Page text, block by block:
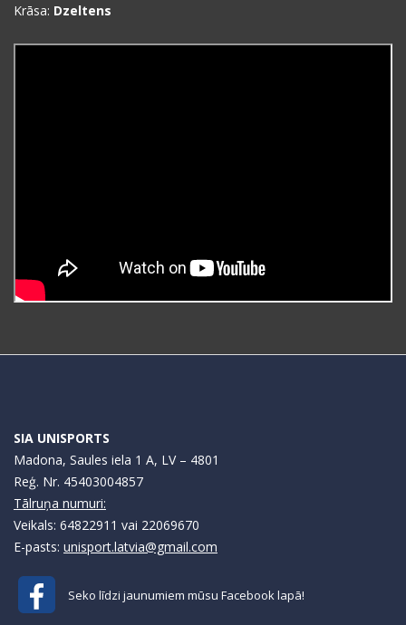
Krāsa: Dzeltens
SIA UNISPORTS
Madona, Saules iela 1 A, LV – 4801
Reģ. Nr. 45403004857
Tālruņa numuri:
Veikals: 64822911 vai 22069670
E-pasts: unisport.latvia@gmail.com
Seko līdzi jaunumiem mūsu Facebook lapā!